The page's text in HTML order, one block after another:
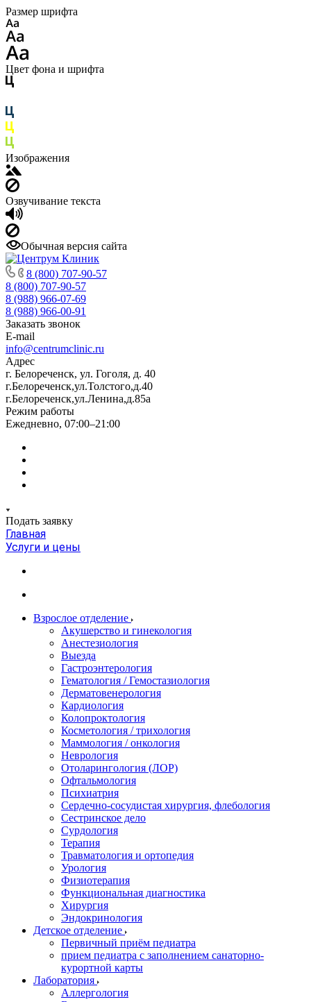
Размер шрифта
Цвет фона и шрифта
Изображения
Озвучивание текста
Обычная версия сайта
8 (800) 707-90-57
8 (800) 707-90-57
8 (988) 966-07-69
8 (988) 966-00-91
Заказать звонок
E-mail
info@centrumclinic.ru
Адрес
г. Белореченск, ул. Гоголя, д. 40
г.Белореченск,ул.Толстого,д.40
г.Белореченск,ул.Ленина,д.85а
Режим работы
Ежедневно, 07:00–21:00
Подать заявку
Главная
Услуги и цены
Взрослое отделение
Акушерство и гинекология
Анестезиология
Выезда
Гастроэнтерология
Гематология / Гемостазиология
Дерматовенерология
Кардиология
Колопроктология
Косметология / трихология
Маммология / онкология
Неврология
Отоларингология (ЛОР)
Офтальмология
Психиатрия
Сердечно-сосудистая хирургия, флебология
Сестринское дело
Сурдология
Терапия
Травматология и ортопедия
Урология
Физиотерапия
Функциональная диагностика
Хирургия
Эндокринология
Детское отделение
Первичный приём педиатра
прием педиатра с заполнением санаторно-
курортной карты
Лаборатория
Аллергология